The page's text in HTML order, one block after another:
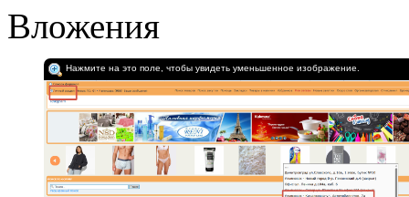
Вложения
Нажмите на это поле, чтобы увидеть уменьшенное изображение.